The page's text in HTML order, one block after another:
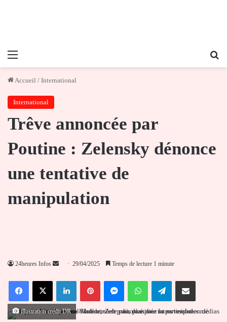
Menu
Accueil / International
International
Trêve annoncée par
Poutine : Zelensky dénonce
une tentative de
manipulation
24heures Infos
Envoyer
courriel
29/04/2025 Temps de lecture 1 minute
FacebookX LinkedinPinterestMessengerWhatsAppTelegramPartager par email
illustration crédit DR